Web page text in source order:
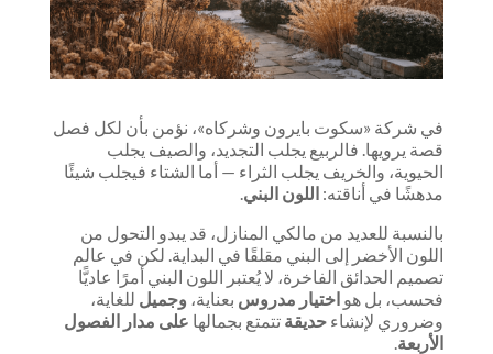
في شركة «سكوت بايرون وشركاه»، نؤمن بأن لكل فصل
قصة يرويها. فالربيع يجلب التجديد، والصيف يجلب
الحيوية، والخريف يجلب الثراء — أما الشتاء فيجلب شيئًا
مدهشًا في أناقته: اللون البني
بالنسبة للعديد من مالكي المنازل، قد يبدو التحول من
اللون الأخضر إلى البني مقلقًا في البداية. لكن في عالم
تصميم الحدائق الفاخرة، لا يُعتبر اللون البني أمرًا عاديًّا
فحسب، بل هو اختيار مدروس بعناية، وجميل للغاية،
وضروري لإنشاء حديقة تتمتع بجمالها على مدار الفصول
الأربعة